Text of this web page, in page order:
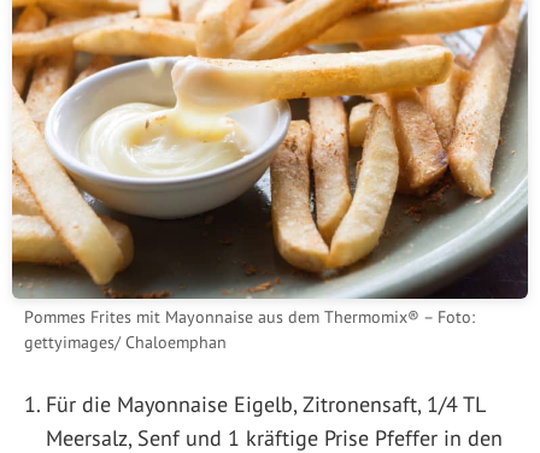
Pommes Frites mit Mayonnaise aus dem Thermomix® – Foto:
gettyimages/ Chaloemphan
Für die Mayonnaise Eigelb, Zitronensaft, 1/4 TL
Meersalz, Senf und 1 kräftige Prise Pfeffer in den